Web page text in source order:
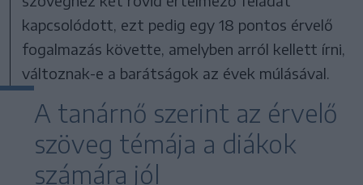
kapcsolódott, ezt pedig egy 18 pontos érvelő
fogalmazás követte, amelyben arról kellett írni,
változnak-e a barátságok az évek múlásával.
A tanárnő szerint az érvelő
szöveg témája a diákok
számára jól